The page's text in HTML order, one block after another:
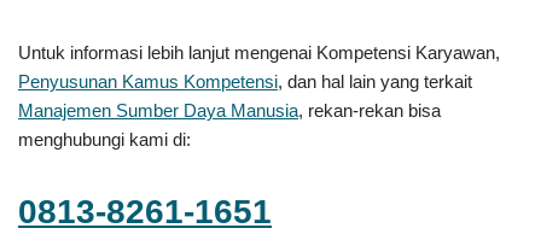
Untuk informasi lebih lanjut mengenai Kompetensi Karyawan,
Penyusunan Kamus Kompetensi, dan hal lain yang terkait
Manajemen Sumber Daya Manusia, rekan-rekan bisa
menghubungi kami di:
0813-8261-1651